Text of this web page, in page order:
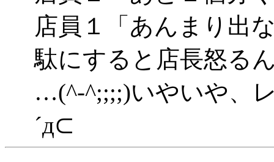
店員１「あんまり出
駄にすると店長怒る
…(^-^;;;;)いやいや、
´д⊂